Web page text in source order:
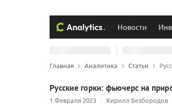
Новости
Главная Аналитика Статьи
Русские горки: фьючерс на
1 Февраля 2023 Кирилл Безбородов